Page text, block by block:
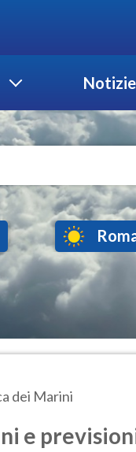
Notizie
dei Marini
e